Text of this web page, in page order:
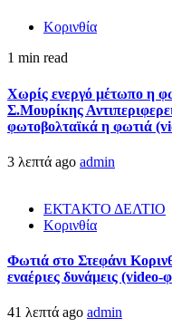
Κορινθία
1 min read
Χωρίς ενεργό μέτωπο η
Σ.Μουρίκης
φωτοβολταϊκά η φωτιά
3 λεπτά ago admin
ΕΚΤΑΚΤΟ ΔΕΛΤΙΟ
Κορινθία
Φωτιά στο Στεφάνι
εναέριες δυνάμεις (video-
41 λεπτά ago admin